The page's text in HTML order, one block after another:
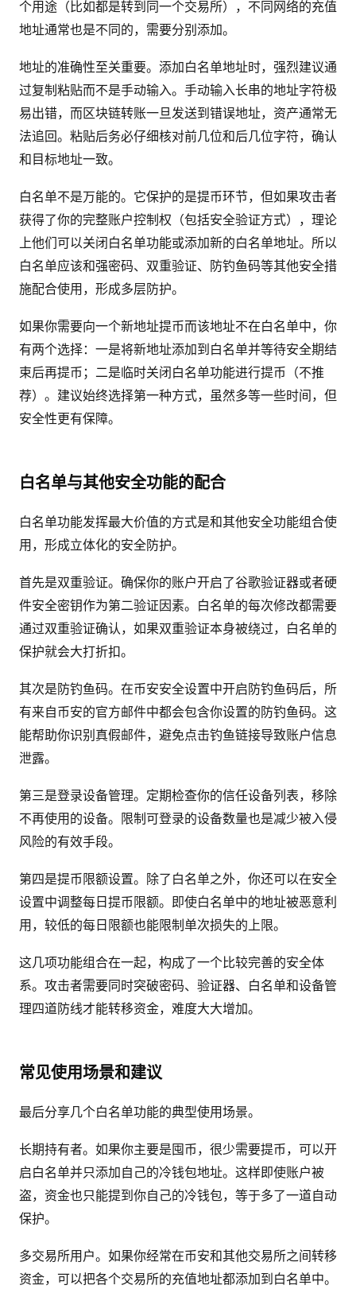
个用途（比如都是转到同一个交易所），不同网络的充值
地址通常也是不同的，需要分别添加。
地址的准确性至关重要。添加白名单地址时，强烈建议通
过复制粘贴而不是手动输入。手动输入长串的地址字符极
易出错，而区块链转账一旦发送到错误地址，资产通常无
法追回。粘贴后务必仔细核对前几位和后几位字符，确认
和目标地址一致。
白名单不是万能的。它保护的是提币环节，但如果攻击者
获得了你的完整账户控制权（包括安全验证方式），理论
上他们可以关闭白名单功能或添加新的白名单地址。所以
白名单应该和强密码、双重验证、防钓鱼码等其他安全措
施配合使用，形成多层防护。
如果你需要向一个新地址提币而该地址不在白名单中，你
有两个选择：一是将新地址添加到白名单并等待安全期结
束后再提币；二是临时关闭白名单功能进行提币（不推
荐）。建议始终选择第一种方式，虽然多等一些时间，但
安全性更有保障。
白名单与其他安全功能的配合
白名单功能发挥最大价值的方式是和其他安全功能组合使
用，形成立体化的安全防护。
首先是双重验证。确保你的账户开启了谷歌验证器或者硬
件安全密钥作为第二验证因素。白名单的每次修改都需要
通过双重验证确认，如果双重验证本身被绕过，白名单的
保护就会大打折扣。
其次是防钓鱼码。在币安安全设置中开启防钓鱼码后，所
有来自币安的官方邮件中都会包含你设置的防钓鱼码。这
能帮助你识别真假邮件，避免点击钓鱼链接导致账户信息
泄露。
第三是登录设备管理。定期检查你的信任设备列表，移除
不再使用的设备。限制可登录的设备数量也是减少被入侵
风险的有效手段。
第四是提币限额设置。除了白名单之外，你还可以在安全
设置中调整每日提币限额。即使白名单中的地址被恶意利
用，较低的每日限额也能限制单次损失的上限。
这几项功能组合在一起，构成了一个比较完善的安全体
系。攻击者需要同时突破密码、验证器、白名单和设备管
理四道防线才能转移资金，难度大大增加。
常见使用场景和建议
最后分享几个白名单功能的典型使用场景。
长期持有者。如果你主要是囤币，很少需要提币，可以开
启白名单并只添加自己的冷钱包地址。这样即使账户被
盗，资金也只能提到你自己的冷钱包，等于多了一道自动
保护。
多交易所用户。如果你经常在币安和其他交易所之间转移
资金，可以把各个交易所的充值地址都添加到白名单中。